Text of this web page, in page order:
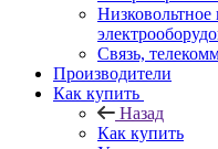
Связь,
Производители
Как купить
Назад
Как купить